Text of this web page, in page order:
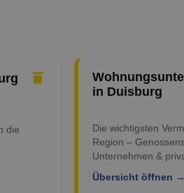
die
in Duisburg
Die wichtigsten
Region –
Unternehmen &
Übersicht öffnen →